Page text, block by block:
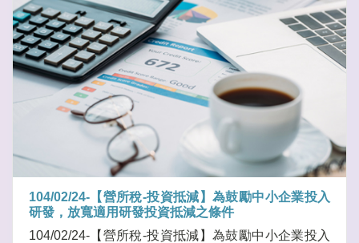
104/02/24-【營所稅-投資抵減】為鼓勵中小企業投入
研發，放寬適用研發投資抵減之條件
104/02/24-【營所稅-投資抵減】為鼓勵中小企業投入